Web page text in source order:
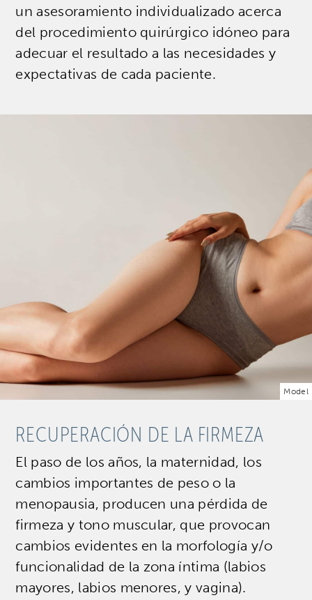
un asesoramiento individualizado acerca
del procedimiento quirúrgico idóneo para
adecuar el resultado a las necesidades y
expectativas de cada paciente.
Model
RECUPERACIÓN DE LA FIRMEZA
El paso de los años, la maternidad, los
cambios importantes de peso o la
menopausia, producen una pérdida de
firmeza y tono muscular, que provocan
cambios evidentes en la morfología y/o
funcionalidad de la zona íntima (labios
mayores, labios menores, y vagina).